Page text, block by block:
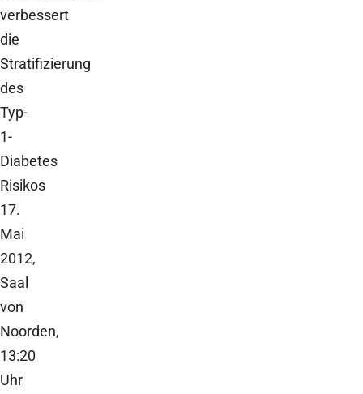
verbessert
die
Stratifizierung
des
Typ-
1-
Diabetes
Risikos
17.
Mai
2012,
Saal
von
Noorden,
13:20
Uhr